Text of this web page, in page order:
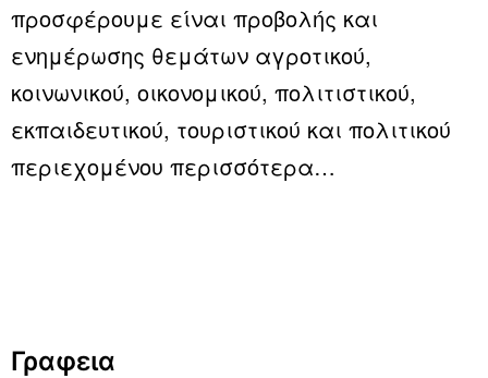
προσφέρουμε είναι προβολής και
ενημέρωσης θεμάτων αγροτικού,
κοινωνικού, οικονομικού, πολιτιστικού,
εκπαιδευτικού, τουριστικού και πολιτικού
περιεχομένου περισσότερα…
Γραφεια